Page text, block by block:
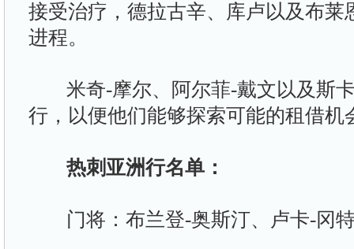
接受治疗，德拉古辛、库卢以及布莱
进程。
米奇-摩尔、阿尔菲-戴文以及斯卡
行，以便他们能够探索可能的租借机
热刺亚洲行名单：
门将：布兰登-奥斯汀、卢卡-冈特